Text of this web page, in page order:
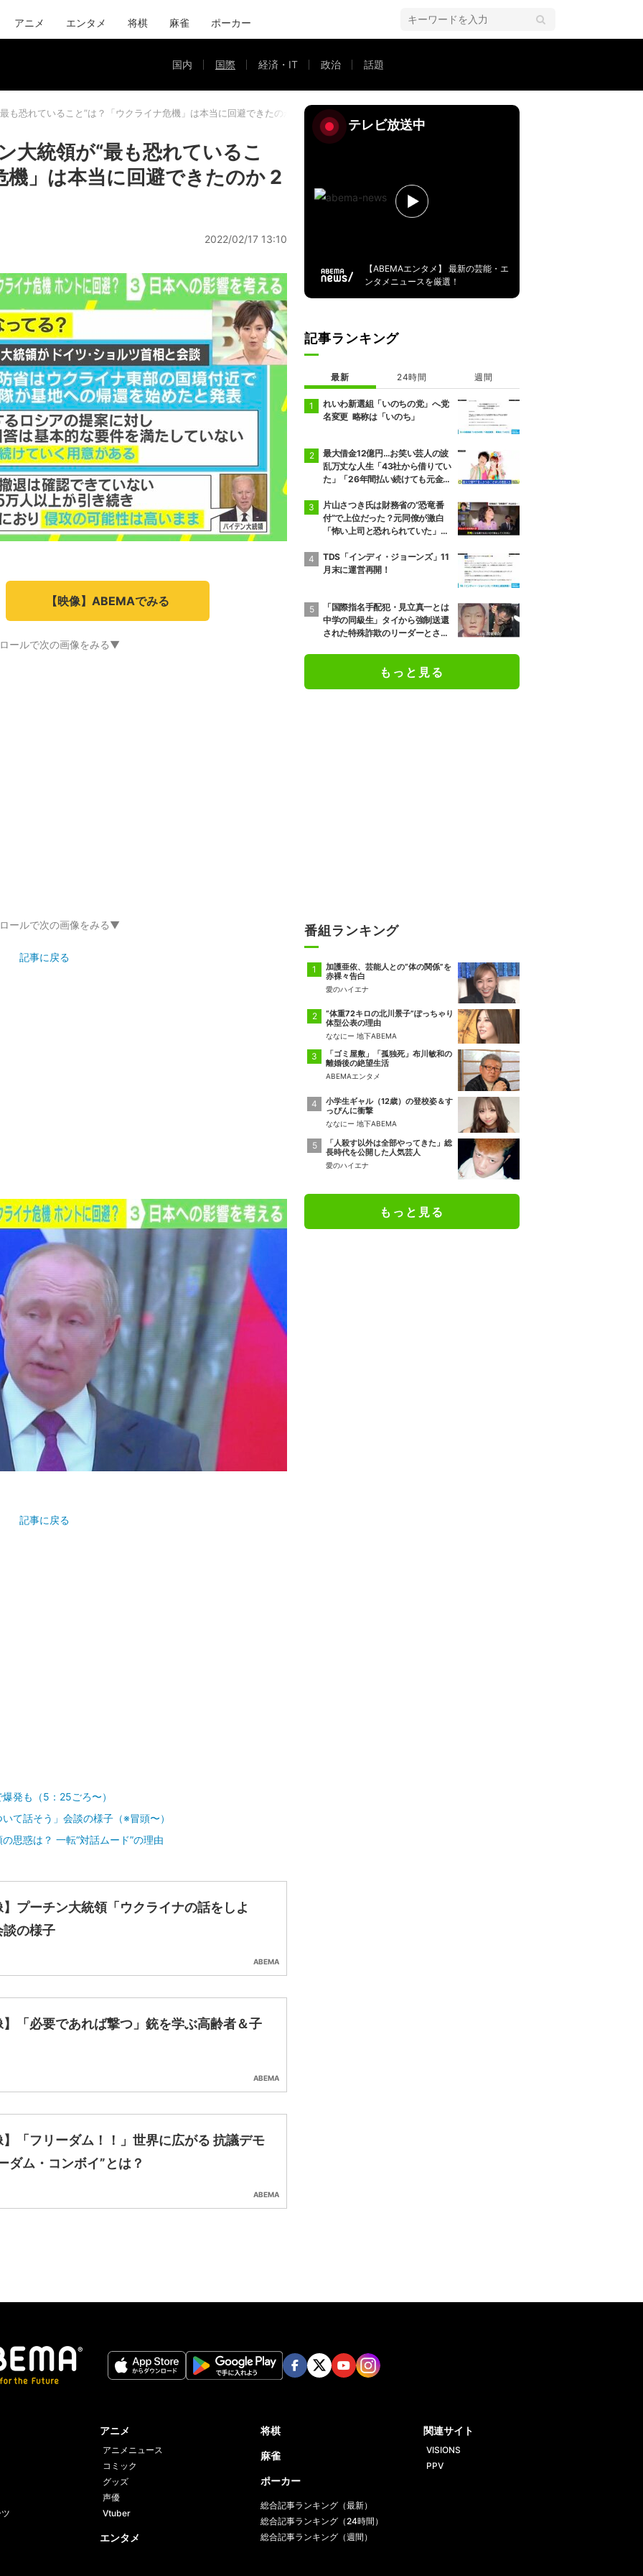
アニメ エンタメ 将棋 麻雀 ポーカー
国内 国際 経済・IT 政治 話題
も恐れていること”は？「ウクライナ危機」は本当に回避できたのか
大統領が“最も恐れているこ
機」は本当に回避できたのか 2
2022/02/17 13:10
【映像】ABEMAでみる
ールで次の画像をみる▼
記事に戻る
記事に戻る
ダム・コンボイ”とは？
テレビ放送中
【ABEMAエンタメ】 最新の芸能・エ
ンタメニュースを厳選！
記事ランキング
最新 24時間 週間
れいわ新選組「いのちの党」へ党
名変更 略称は「いのち」
最大借金12億円…お笑い芸人の波
乱万丈な人生「43社から借りてい
た」「26年間払い続けても元金が
片山さつき氏は財務省の“恐竜番
付”で上位だった？元同僚が激白
「怖い上司と恐れられていた」
TDS「インディ・ジョーンズ」11
月末に運営再開！
「国際指名手配犯・見立真一とは
中学の同級生」タイから強制送還
された特殊詐欺のリーダーとされ
もっと見る
番組ランキング
加護亜依、芸能人との“体の関係”を
赤裸々告白
愛のハイエナ
“体重72キロの北川景子”ぽっちゃり
体型公表の理由
ななにー 地下ABEMA
「ゴミ屋敷」「孤独死」布川敏和の
離婚後の絶望生活
ABEMAエンタメ
小学生ギャル（12歳）の登校姿＆す
っぴんに衝撃
ななにー 地下ABEMA
「人殺す以外は全部やってきた」総
長時代を公開した人気芸人
愛のハイエナ
もっと見る